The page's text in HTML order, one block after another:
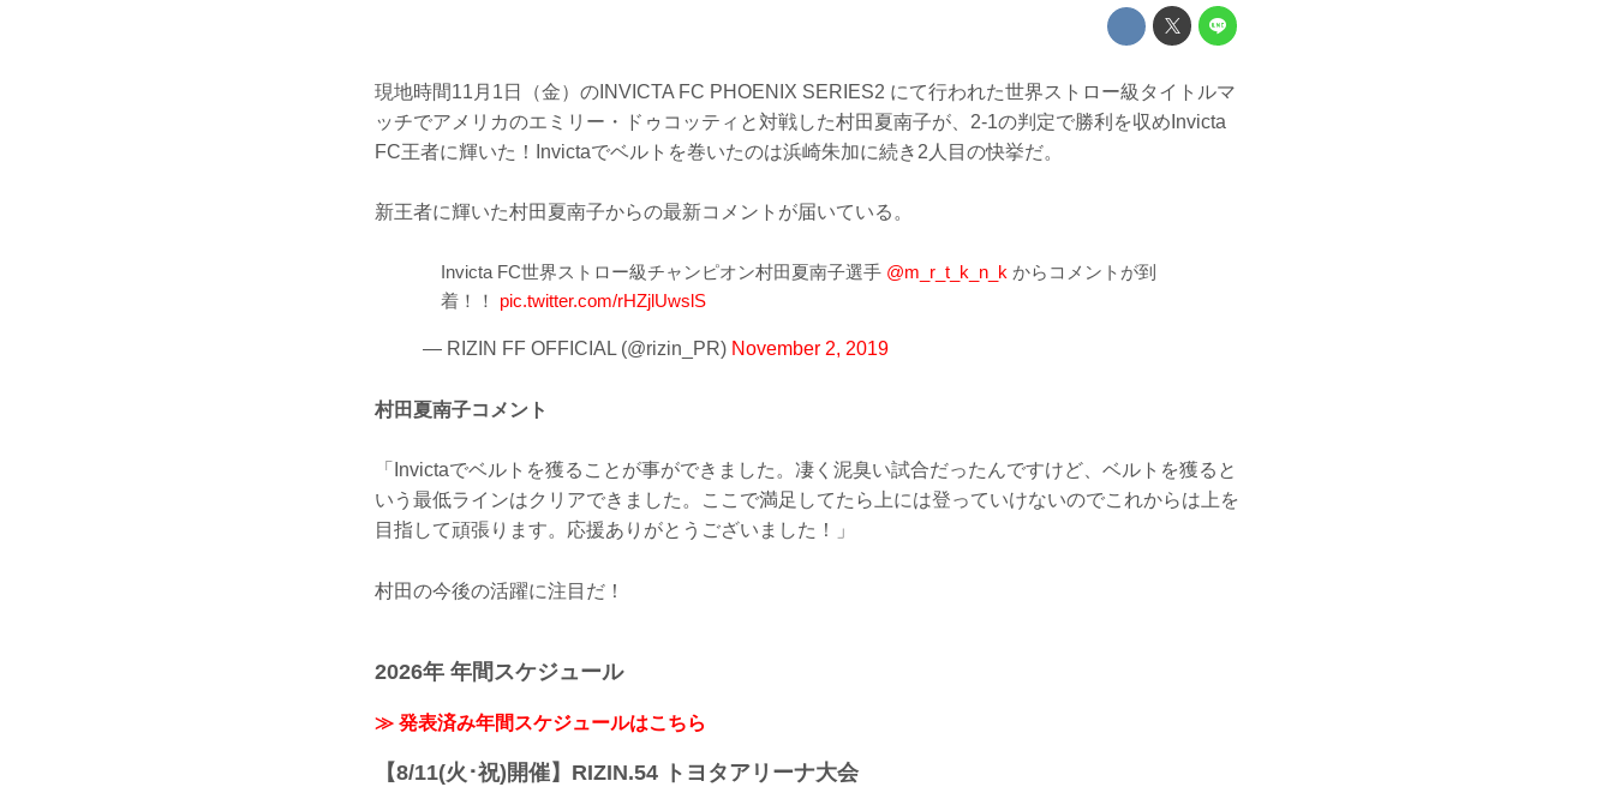
現地時間11月1日（金）のINVICTA FC PHOENIX SERIES2 にて行われた世界ストロー級タイトルマ
ッチでアメリカのエミリー・ドゥコッティと対戦した村田夏南子が、2-1の判定で勝利を収めInvicta
FC王者に輝いた！Invictaでベルトを巻いたのは浜崎朱加に続き2人目の快挙だ。
新王者に輝いた村田夏南子からの最新コメントが届いている。
Invicta FC世界ストロー級チャンピオン村田夏南子選手 @m_r_t_k_n_k からコメントが到
着！！ pic.twitter.com/rHZjlUwslS
— RIZIN FF OFFICIAL (@rizin_PR) November 2, 2019
村田夏南子コメント
「Invictaでベルトを獲ることが事ができました。凄く泥臭い試合だったんですけど、ベルトを獲ると
いう最低ラインはクリアできました。ここで満足してたら上には登っていけないのでこれからは上を
目指して頑張ります。応援ありがとうございました！」
村田の今後の活躍に注目だ！
2026年 年間スケジュール
≫ 発表済み年間スケジュールはこちら
【8/11(火･祝)開催】RIZIN.54 トヨタアリーナ大会